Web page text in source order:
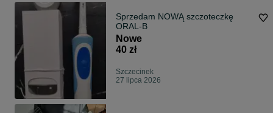
Sprzedam NOWĄ szczoteczkę
ORAL-B
Nowe
40 zł
Szczecinek
27 lipca 2026